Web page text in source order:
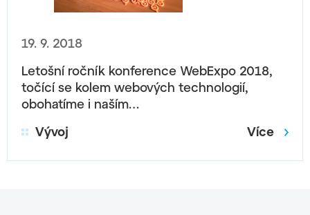
19. 9. 2018
Letošní ročník konference WebExpo 2018,
točící se kolem webových technologií,
obohatíme i naším…
Vývoj
Více